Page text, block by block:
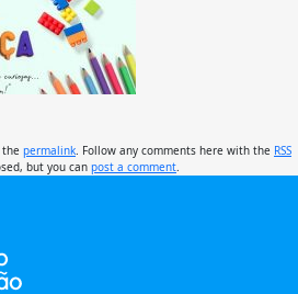
permalink . Follow any comments here with the RSS
but you can post a comment